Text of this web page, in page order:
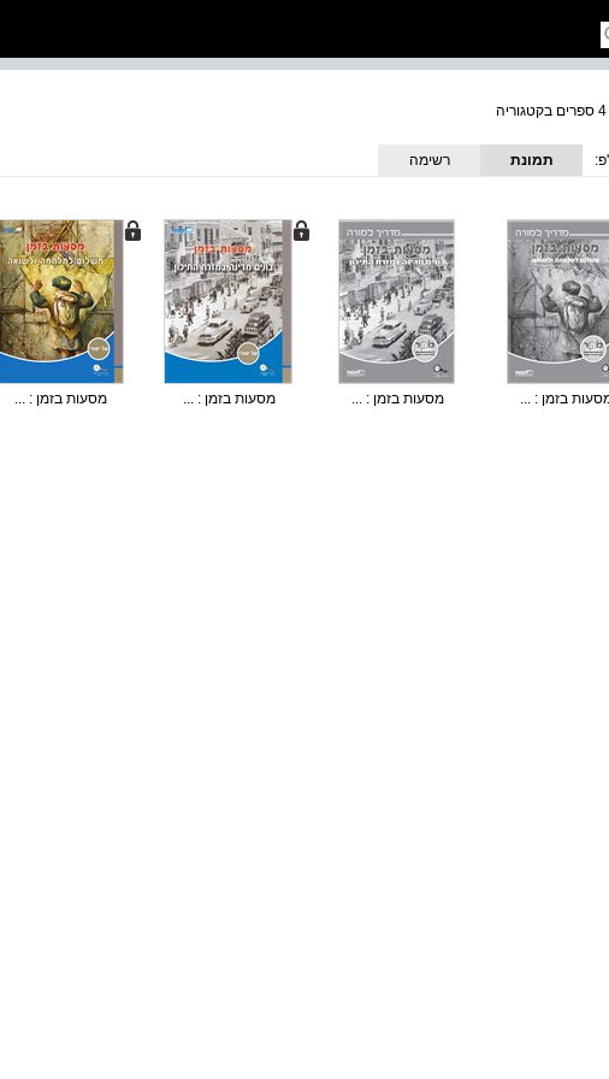
תמונת
רשימה
בזמן : ... מסעות בזמן : ... מסעות בזמן : ... מסעות בזמן : ...